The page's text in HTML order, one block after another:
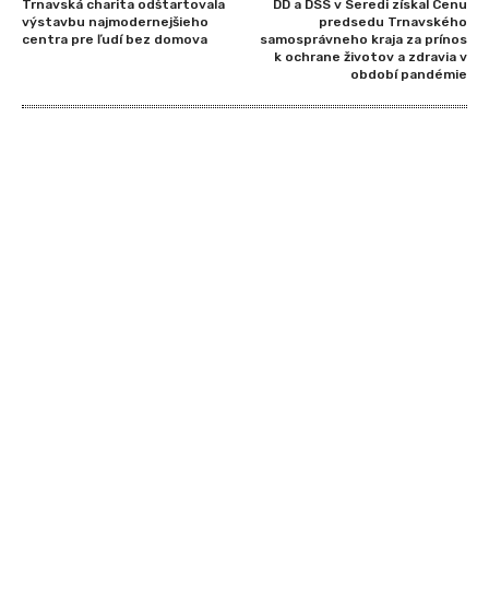
Trnavská charita odštartovala
výstavbu najmodernejšieho
centra pre ľudí bez domova
DD a DSS v Seredi získal Cenu
predsedu Trnavského
samosprávneho kraja za prínos
k ochrane životov a zdravia v
období pandémie